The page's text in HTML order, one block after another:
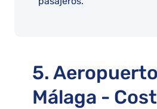
5.
Málaga -